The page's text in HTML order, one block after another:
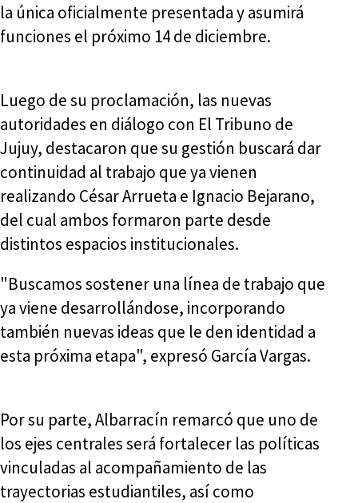
la única oficialmente presentada y asumirá
funciones el próximo 14 de diciembre.
Luego de su proclamación, las nuevas
autoridades en diálogo con El Tribuno de
Jujuy, destacaron que su gestión buscará dar
continuidad al trabajo que ya vienen
realizando César Arrueta e Ignacio Bejarano,
del cual ambos formaron parte desde
distintos espacios institucionales.
"Buscamos sostener una línea de trabajo que
ya viene desarrollándose, incorporando
también nuevas ideas que le den identidad a
esta próxima etapa", expresó García Vargas.
Por su parte, Albarracín remarcó que uno de
los ejes centrales será fortalecer las políticas
vinculadas al acompañamiento de las
trayectorias estudiantiles, así como